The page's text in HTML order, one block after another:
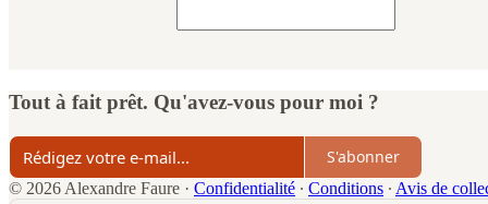
Tout à fait prêt. Qu'avez-vous pour moi ?
S'abonner
© 2026 Alexandre Faure · Confidentialité ∙ Conditions ∙ Avis de